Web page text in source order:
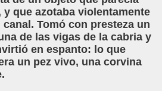
y que azotaba violentamente
Tomó con presteza un
de las vigas de la cabria y
en espanto: lo que
un pez vivo, una corvina